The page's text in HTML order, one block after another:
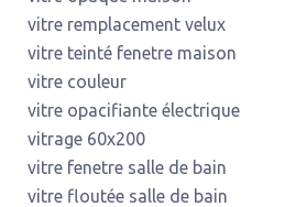
vitre remplacement velux
vitre teinté fenetre maison
vitre couleur
vitre opacifiante électrique
vitrage 60x200
vitre fenetre salle de bain
vitre floutée salle de bain